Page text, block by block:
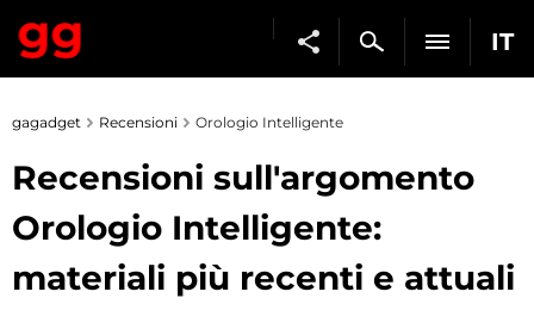
IT
gagadget Recensioni Orologio Intelligente
Recensioni sull'argomento
Orologio Intelligente:
materiali più recenti e attuali